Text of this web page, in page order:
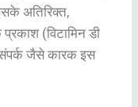
अतिरिक्त,
(विटामिन डी
संपर्क जैसे कारक इस